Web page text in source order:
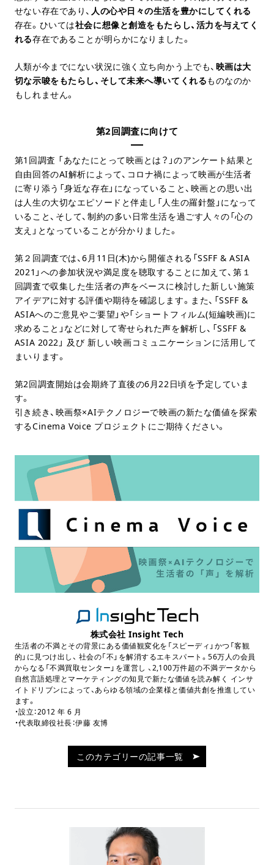
せない存在であり、 人の心や日々の生活を豊かにしてくれる
存在。ひいては社会に想像と創造をもたらし、活力を与えてく
れる存在であることが明らかになりました。
人類が今までにない状況に強く立ち向かう上でも、 映画は大
切な示唆をもたらし、そして未来へ導いてくれるものなのか
もしれません。
第2回調査に向けて
第1回調査 「あなたにとって映画とは？」のアンケート結果と
自由回答のAI解析によって、コロナ禍によって映画が生活者
に寄り添う「身近な存在」になっていること、映画との思い出
は人生の大切なエピソードと伴走し「人生の羅針盤」になって
いること、そして、制約の多い日常生活を過ごす人々の「心の
支え」となっていることが分かりました。
第２回調査では、6月11日(木)から開催される「SSFF & ASIA
2021」への参加状況や満足度を聴取することに加えて、第１
回調査で収集した生活者の声をベースに検討した新しい施策
アイデアに対する評価や期待を確認します。また、「SSFF &
ASIAへのご意見やご要望」や「ショートフィルム(短編映画)に
求めること」などに対して寄せられた声を解析し、「SSFF &
ASIA 2022」 及び 新しい映画コミュニケーションに活用して
まいります。
第2回調査開始は会期終了直後の6月22日頃を予定していま
す。
引き続き、映画祭×AIテクノロジーで映画の新たな価値を探索
するCinema Voice プロジェクトにご期待ください。
株式会社 Insight Tech
生活者の不満とその背景にある価値観変化を「スピーディ」かつ「客観
的」に見つけ出し、 社会の「不」を解消するエキスパート。56万人の会員
からなる「不満買取センター」を運営し 、2,100万件超の不満データから
自然言語処理とマーケティングの知見で新たな価値を読み解く インサ
イトドリブンによって、あらゆる領域の企業様と価値共創を推進してい
ます。
・設立：2012 年 6 月
・代表取締役社長：伊藤 友博
このカテゴリーの記事一覧